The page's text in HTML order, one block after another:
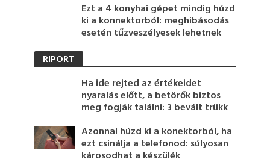
Ezt a 4 konyhai gépet mindig húzd
ki a konnektorból: meghibásodás
esetén tűzveszélyesek lehetnek
RIPORT
Ha ide rejted az értékeidet
nyaralás előtt, a betörők biztos
meg fogják találni: 3 bevált trükk
Azonnal húzd ki a konektorból, ha
ezt csinálja a telefonod: súlyosan
károsodhat a készülék